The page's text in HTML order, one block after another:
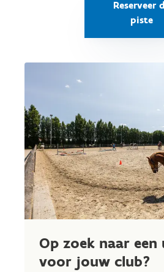
Reserveer
piste
Op zoek naar
voor jouw club?